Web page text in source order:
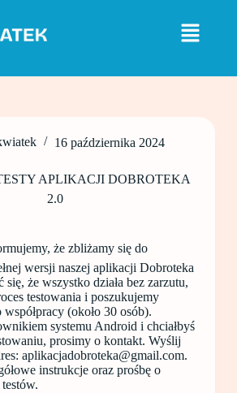
16 października 2024
APLIKACJI DOBROTEKA
2.0
że zbliżamy się do
wersji naszej aplikacji Dobroteka
że wszystko działa bez zarzutu,
testowania i poszukujemy
(około 30 osób).
systemu Android i chciałbyś
prosimy o kontakt. Wyślij
aplikacjadobroteka@gmail.com.
instrukcje oraz prośbę o